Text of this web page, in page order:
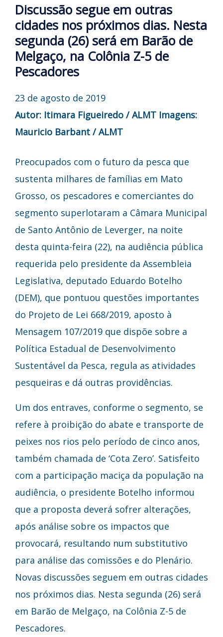
Discussão segue em outras
cidades nos próximos dias. Nesta
segunda (26) será em Barão de
Melgaço, na Colônia Z-5 de
Pescadores
23 de agosto de 2019
Autor: Itimara Figueiredo / ALMT Imagens:
Mauricio Barbant / ALMT
Preocupados com o futuro da pesca que
sustenta milhares de famílias em Mato
Grosso, os pescadores e comerciantes do
segmento superlotaram a Câmara Municipal
de Santo Antônio de Leverger, na noite
desta quinta-feira (22), na audiência pública
requerida pelo presidente da Assembleia
Legislativa, deputado Eduardo Botelho
(DEM), que pontuou questões importantes
do Projeto de Lei 668/2019, aposto à
Mensagem 107/2019 que dispõe sobre a
Política Estadual de Desenvolvimento
Sustentável da Pesca, regula as atividades
pesqueiras e dá outras providências.
Um dos entraves, conforme o segmento, se
refere à proibição do abate e transporte de
peixes nos rios pelo período de cinco anos,
também chamada de ‘Cota Zero’. Satisfeito
com a participação maciça da população na
audiência, o presidente Botelho informou
que a proposta deverá sofrer alterações,
após análise sobre os impactos que
provocará, resultando num substitutivo
para análise das comissões e do Plenário.
Novas discussões seguem em outras cidades
nos próximos dias. Nesta segunda (26) será
em Barão de Melgaço, na Colônia Z-5 de
Pescadores.